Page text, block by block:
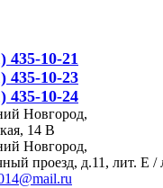
435-10-21
435-10-23
435-10-24
Новгород,
14 В
Новгород,
проезд, д.11, лит. Е /